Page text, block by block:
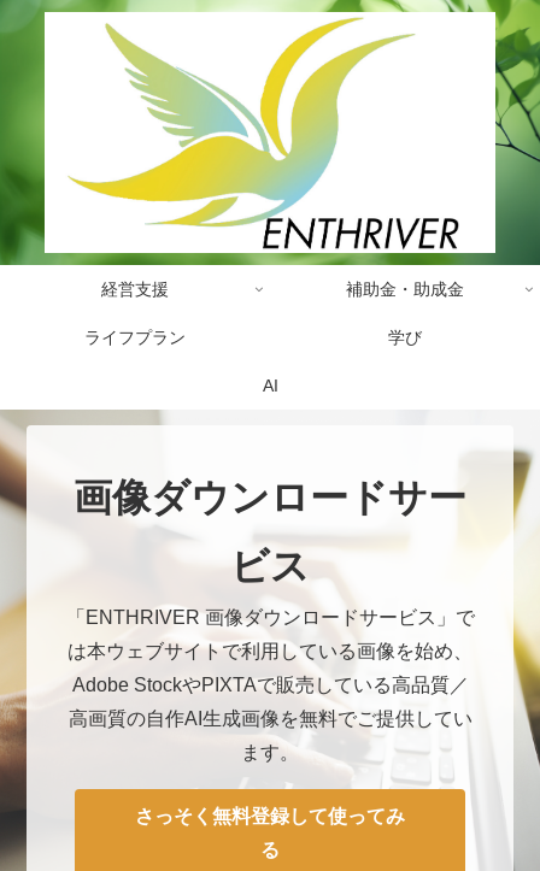
経営支援 補助金・助成金
ライフプラン 学び
AI
画像ダウンロードサー
ビス
「ENTHRIVER 画像ダウンロードサービス」で
は本ウェブサイトで利用している画像を始め、
Adobe StockやPIXTAで販売している高品質／
高画質の自作AI生成画像を無料でご提供してい
ます。
さっそく無料登録して使ってみ
る